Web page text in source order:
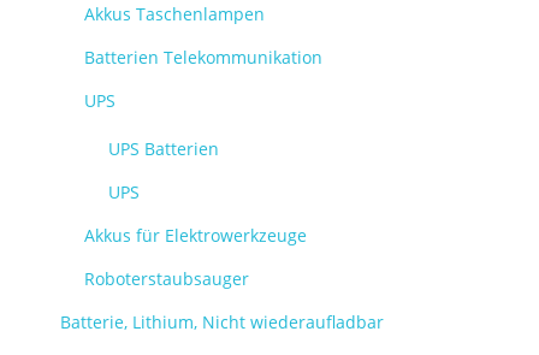
Akkus Taschenlampen
Batterien Telekommunikation
UPS
UPS Batterien
UPS
Akkus für Elektrowerkzeuge
Roboterstaubsauger
Batterie, Lithium, Nicht wiederaufladbar